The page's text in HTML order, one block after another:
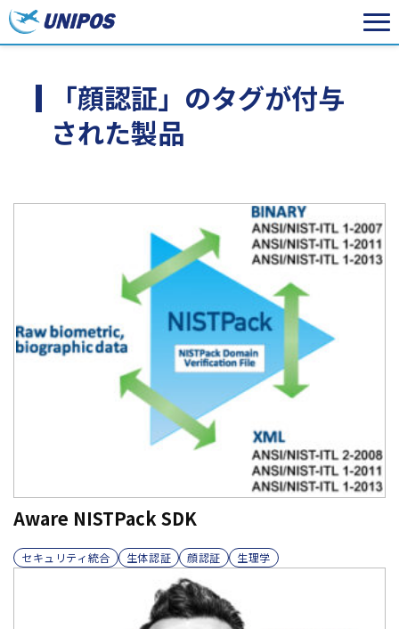
「顔認証」のタグが付与
された製品
Aware NISTPack SDK
セキュリティ統合 生体認証 顔認証 生理学